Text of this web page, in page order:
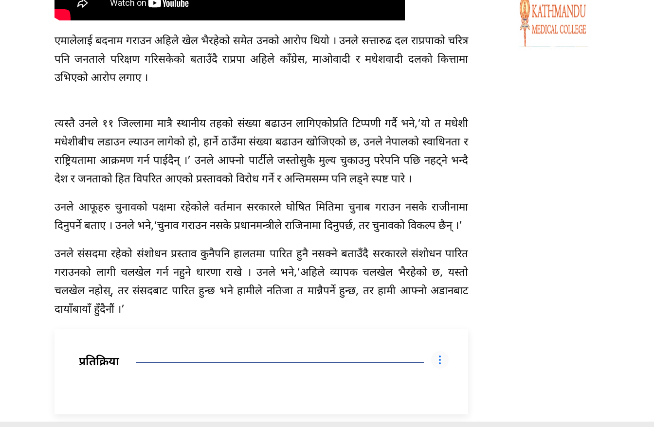
एमालेलाई बदनाम गराउन अहिले खेल भैरहेको समेत उनको आरोप थियो । उनले सत्तारुढ दल राप्रपाको चरित्र
पनि जनताले परिक्षण गरिसकेको बताउँदै राप्रपा अहिले काँग्रेस, माओवादी र मधेशवादी दलको कित्तामा
उभिएको आरोप लगाए ।
त्यस्तै उनले ११ जिल्लामा मात्रै स्थानीय तहको संख्या बढाउन लागिएकोप्रति टिप्पणी गर्दै भने,‘यो त मधेशी
मधेशीबीच लडाउन ल्याउन लागेको हो, हार्ने ठाउँमा संख्या बढाउन खोजिएको छ, उनले नेपालको स्वाधिनता र
राष्ट्रियतामा आक्रमण गर्न पाईदैन् ।’ उनले आफ्नो पार्टीले जस्तोसुकै मुल्य चुकाउनु परेपनि पछि नहट्ने भन्दै
देश र जनताको हित विपरित आएको प्रस्तावको विरोध गर्ने र अन्तिमसम्म पनि लड्ने स्पष्ट पारे ।
उनले आफूहरु चुनावको पक्षमा रहेकोले वर्तमान सरकारले घोषित मितिमा चुनाब गराउन नसके राजीनामा
दिनुपर्ने बताए । उनले भने,‘चुनाव गराउन नसके प्रधानमन्त्रीले राजिनामा दिनुपर्छ, तर चुनावको विकल्प छैन् ।’
उनले संसदमा रहेको संशोधन प्रस्ताव कुनैपनि हालतमा पारित हुनै नसक्ने बताउँदै सरकारले संशोधन पारित
गराउनको लागी चलखेल गर्न नहुने धारणा राखे । उनले भने,‘अहिले व्यापक चलखेल भैरहेको छ, यस्तो
चलखेल नहोस्, तर संसदबाट पारित हुन्छ भने हामीले नतिजा त मान्नैपर्ने हुन्छ, तर हामी आफ्नो अडानबाट
दायाँबायाँ हुँदैनौं ।’
प्रतिक्रिया